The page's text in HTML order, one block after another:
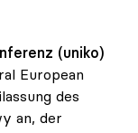
(uniko)
European
des
an, der